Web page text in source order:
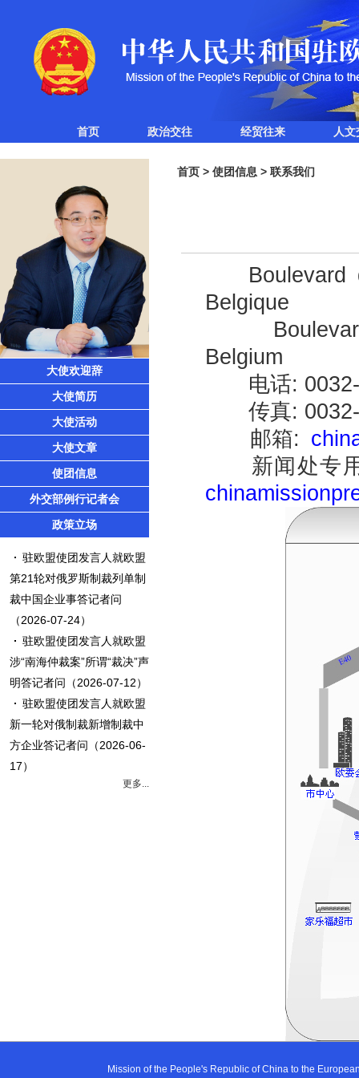
首页 政治交往 经贸往来 人
大使欢迎辞
大使简历
大使活动
大使文章
使团信息
外交部例行记者会
政策立场
驻欧盟使团发言人就欧盟
第21轮对俄罗斯制裁列单制
裁中国企业事答记者问
（2026-07-24）
驻欧盟使团发言人就欧盟
涉“南海仲裁案”所谓“裁决”声
明答记者问 （2026-07-12）
驻欧盟使团发言人就欧盟
新一轮对俄制裁新增制裁中
方企业答记者问 （2026-06-
17）
更多...
首页 > 使团信息 > 联系我们
Boulevard
Belgique
Boulevard
Belgium
电话: 0032-
传真: 0032-
邮箱:
新闻处专用
Mission of the People's Republic of China to the